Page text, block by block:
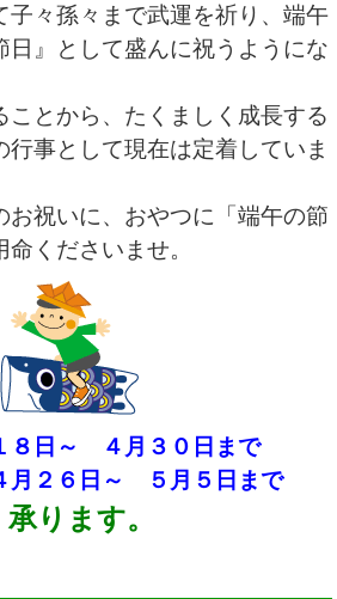
子々孫々まで武運を祈り、端午
日』として盛んに祝うようにな
ことから、たくましく成長する
行事として現在は定着していま
お祝いに、おやつに「端午の節
くださいませ。
８日～ ４月３０日まで
月２６日～ ５月５日まで
ります。